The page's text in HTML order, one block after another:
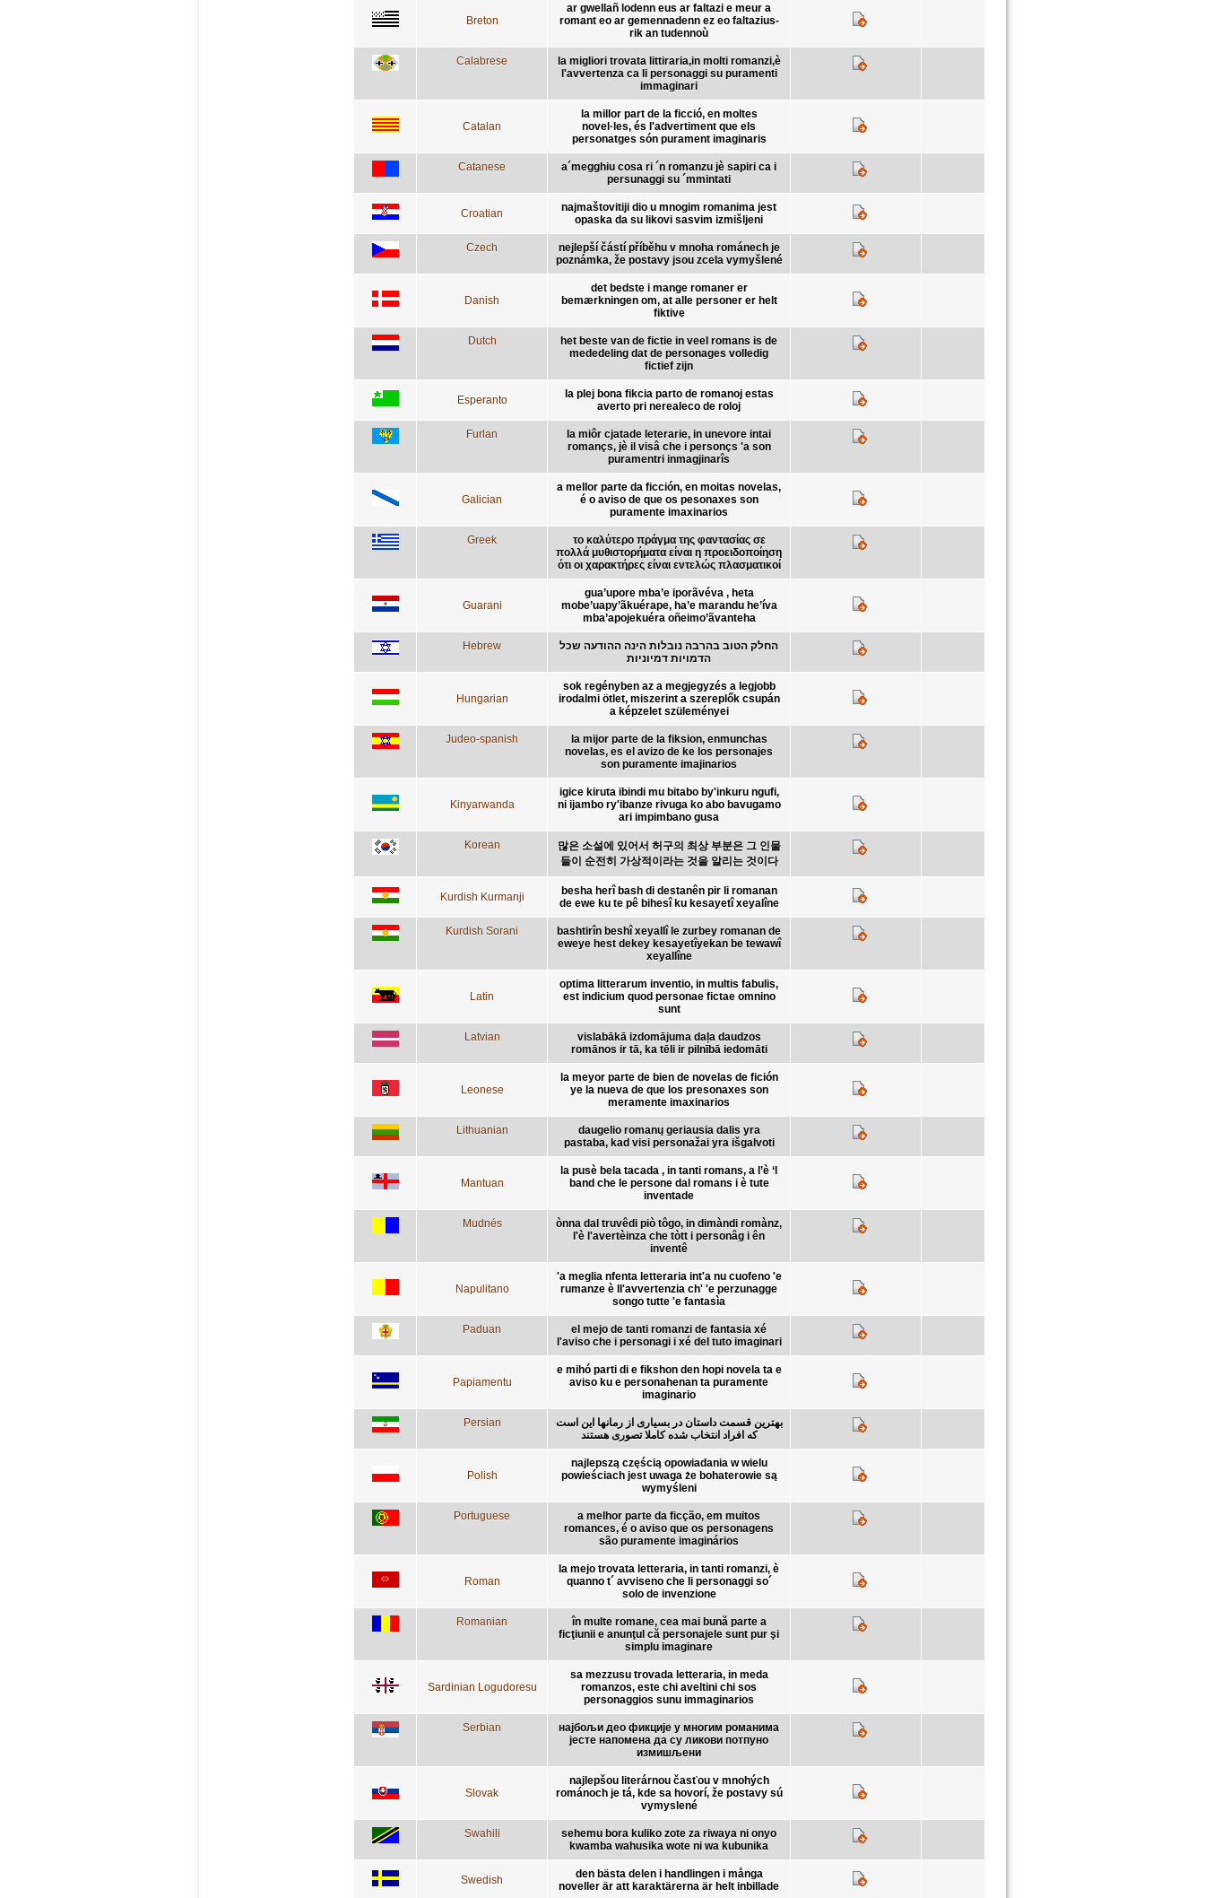
Breton
ar gwellañ lodenn eus ar faltazi e meur a
romant eo ar gemennadenn ez eo faltazius-
rik an tudennoù
Calabrese
la migliori trovata littiraria,in molti romanzi,è
l'avvertenza ca li personaggi su puramenti
immaginari
Catalan
la millor part de la ficció, en moltes
novel·les, és l'advertiment que els
personatges són purament imaginaris
Catanese
a´megghiu cosa ri ´n romanzu jè sapiri ca i
persunaggi su ´mmintati
Croatian
najmaštovitiji dio u mnogim romanima jest
opaska da su likovi sasvim izmišljeni
Czech
nejlepší částí příběhu v mnoha románech je
poznámka, že postavy jsou zcela vymyšlené
Danish
det bedste i mange romaner er
bemærkningen om, at alle personer er helt
fiktive
Dutch
het beste van de fictie in veel romans is de
mededeling dat de personages volledig
fictief zijn
Esperanto
la plej bona fikcia parto de romanoj estas
averto pri nerealeco de roloj
Furlan
la miôr cjatade leterarie, in unevore intai
romançs, jè il visâ che i personçs 'a son
puramentri inmagjinarîs
Galician
a mellor parte da ficción, en moitas novelas,
é o aviso de que os pesonaxes son
puramente imaxinarios
Greek
το καλύτερο πράγμα της φαντασίας σε
πολλά μυθιστορήματα είναι η προειδοποίηση
ότι οι χαρακτήρες είναι εντελώς πλασματικοί
Guarani
gua’upore mba’e iporãvéva , heta
mobe’uapy’ãkuérape, ha’e marandu he’íva
mba’apojekuéra oñeimo’ãvanteha
Hebrew
החלק הטוב בהרבה נובלות הינה ההודעה שכל
הדמויות דמיוניות
Hungarian
sok regényben az a megjegyzés a legjobb
irodalmi ötlet, miszerint a szereplők csupán
a képzelet szüleményei
Judeo-spanish
la mijor parte de la fiksion, enmunchas
novelas, es el avizo de ke los personajes
son puramente imajinarios
Kinyarwanda
igice kiruta ibindi mu bitabo by'inkuru ngufi,
ni ijambo ry'ibanze rivuga ko abo bavugamo
ari impimbano gusa
Korean
많은 소설에 있어서 허구의 최상 부분은 그 인물
들이 순전히 가상적이라는 것을 알리는 것이다
Kurdish Kurmanji
besha herî bash di destanên pir li romanan
de ewe ku te pê bihesî ku kesayetî xeyalîne
Kurdish Sorani
bashtirîn beshî xeyallî le zurbey romanan de
eweye hest dekey kesayetîyekan be tewawî
xeyallîne
Latin
optima litterarum inventio, in multis fabulis,
est indicium quod personae fictae omnino
sunt
Latvian
vislabākā izdomājuma daļa daudzos
romānos ir tā, ka tēli ir pilnībā iedomāti
Leonese
la meyor parte de bien de novelas de fición
ye la nueva de que los presonaxes son
meramente imaxinarios
Lithuanian
daugelio romanų geriausia dalis yra
pastaba, kad visi personažai yra išgalvoti
Mantuan
la pusè bela tacada , in tanti romans, a l’è ‘l
band che le persone dal romans i è tute
inventade
Mudnés
ònna dal truvêdi piò tôgo, in dimàndi romànz,
l'è l'avertèinza che tòtt i personâg i ên
inventê
Napulitano
'a meglia nfenta letteraria int'a nu cuofeno 'e
rumanze è ll'avvertenzia ch' 'e perzunagge
songo tutte 'e fantasìa
Paduan
el mejo de tanti romanzi de fantasia xé
l'aviso che i personagi i xé del tuto imaginari
Papiamentu
e mihó parti di e fikshon den hopi novela ta e
aviso ku e personahenan ta puramente
imaginario
Persian
بهترین قسمت داستان در بسیاری از رمانها این است
که افراد انتخاب شده کاملا تصوری هستند
Polish
najlepszą częścią opowiadania w wielu
powieściach jest uwaga że bohaterowie są
wymyśleni
Portuguese
a melhor parte da ficção, em muitos
romances, é o aviso que os personagens
são puramente imaginários
Roman
la mejo trovata letteraria, in tanti romanzi, è
quanno t´ avviseno che li personaggi so´
solo de invenzione
Romanian
în multe romane, cea mai bună parte a
ficţiunii e anunţul că personajele sunt pur şi
simplu imaginare
Sardinian Logudoresu
sa mezzusu trovada letteraria, in meda
romanzos, este chi aveltini chi sos
personaggios sunu immaginarios
Serbian
најбољи део фикције у многим романима
јесте напомена да су ликови потпуно
измишљени
Slovak
najlepšou literárnou časťou v mnohých
románoch je tá, kde sa hovorí, že postavy sú
vymyslené
Swahili
sehemu bora kuliko zote za riwaya ni onyo
kwamba wahusika wote ni wa kubunika
Swedish
den bästa delen i handlingen i många
noveller är att karaktärerna är helt inbillade